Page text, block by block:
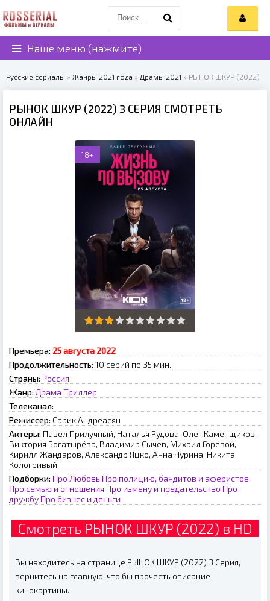
Наше меню (нажмите)
Русские сериалы » Жанры 2021 года » Драмы 2021 » РЫНОК ШКУР (2022)
РЫНОК ШКУР (2022) 3 СЕРИЯ СМОТРЕТЬ
ОНЛАЙН
18+
Премьера: 25 августа 2022
Продолжительность: 10 серий по 35 мин.
Страны: Россия
Жанр: Драма Триллер
Телеканал:
Режиссер: Capик Aндpeacян
Актеры: Павел Прилучный, Наталья Рудова, Олег Каменщиков,
Виктория Богатырёва, Владимир Сычев, Михаил Горевой,
Кирилл Жандаров, Александр Яцко, Анна Чурина, Никита
Кологривый
Подборки: Про Любовь Про полицию, бандитов и аферистов
Про семью и отношения Про измену и предательство Про
дружбу Про бизнес и деньги
Смотреть РЫНОК ШКУР (2022) в HD
Вы находитесь на странице РЫНОК ШКУР (2022) 3 Серия,
вернитесь на главную, что бы прочесть описание
кинокартины.